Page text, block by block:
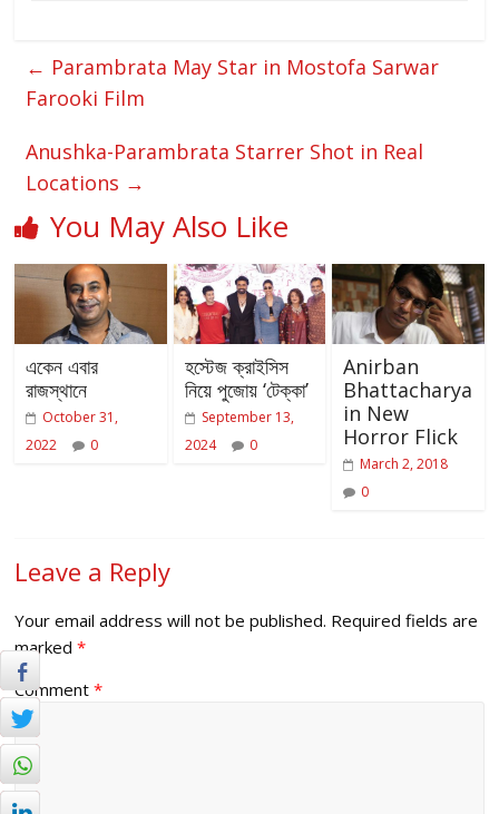
← Parambrata May Star in Mostofa Sarwar
Farooki Film
Anushka-Parambrata Starrer Shot in Real
Locations →
You May Also Like
একেন এবার
রাজস্থানে
October 31,
2022
0
হস্টেজ ক্রাইসিস
নিয়ে পুজোয় ‘টেক্কা’
September 13,
2024
0
Anirban
Bhattacharya
in New
Horror Flick
March 2, 2018
0
Leave a Reply
Your email address will not be published. Required fields are
marked*
Comment*